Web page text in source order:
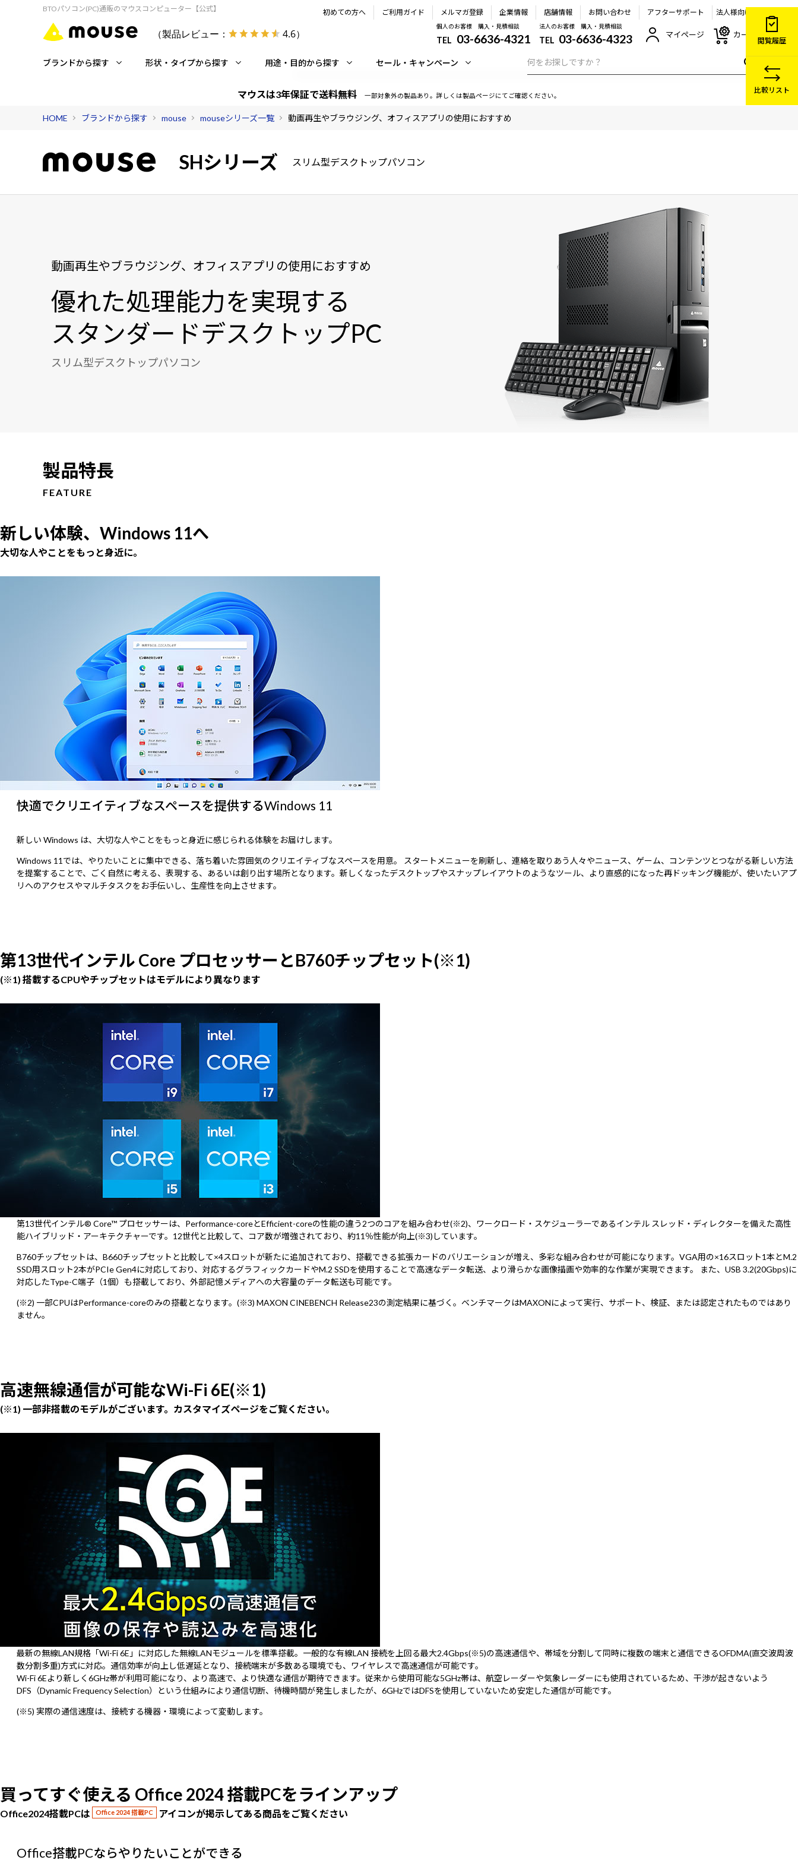
BTOパソコン(PC)通販のマウスコンピューター【公式】
（製品レビュー： 4.6）
初めての方へ ご利用ガイド メルマガ登録 企業情報 店舗情報 お問い合わせ アフターサポート 法人様向け
個人のお客様 購入・見積相談
TEL 03-6636-4321
法人のお客様 購入・見積相談
TEL 03-6636-4323 マイページ カート
ブランドから探す 形状・タイプから探す 用途・目的から探す セール・キャンペーン
マウスは3年保証で送料無料 一部対象外の製品あり。詳しくは製品ページにてご確認ください。
HOME ブランドから探す mouse mouseシリーズ一覧 動画再生やブラウジング、オフィスアプリの使用におすすめ
SHシリーズ スリム型デスクトップパソコン
動画再生やブラウジング、オフィスアプリの使用におすすめ
優れた処理能力を実現する
スタンダードデスクトップPC
スリム型デスクトップパソコン
製品特長
FEATURE
新しい体験、Windows 11へ
大切な人やことをもっと身近に。
快適でクリエイティブなスペースを提供するWindows 11
新しい Windows は、大切な人やことをもっと身近に感じられる体験をお届けします。
Windows 11では、やりたいことに集中できる、落ち着いた雰囲気のクリエイティブなスペースを用意。 スタートメニューを刷新し、連絡を取りあう人々やニュース、ゲーム、コンテンツとつながる新しい方法
を提案することで、ごく自然に考える、表現する、あるいは創り出す場所となります。新しくなったデスクトップやスナップレイアウトのようなツール、より直感的になった再ドッキング機能が、使いたいアプ
リへのアクセスやマルチタスクをお手伝いし、生産性を向上させます。
第13世代インテル Core プロセッサーとB760チップセット(※1)
(※1) 搭載するCPUやチップセットはモデルにより異なります
第13世代インテル® Core™ プロセッサーは、Performance-coreとEfficient-coreの性能の違う2つのコアを組み合わせ(※2)、ワークロード・スケジューラーであるインテル スレッド・ディレクターを備えた高性
能ハイブリッド・アーキテクチャーです。12世代と比較して、コア数が増強されており、約11％性能が向上(※3)しています。
B760チップセットは、B660チップセットと比較して×4スロットが新たに追加されており、搭載できる拡張カードのバリエーションが増え、多彩な組み合わせが可能になります。VGA用の×16スロット1本とM.2
SSD用スロット2本がPCIe Gen4に対応しており、対応するグラフィックカードやM.2 SSDを使用することで高速なデータ転送、より滑らかな画像描画や効率的な作業が実現できます。 また、USB 3.2(20Gbps)に
対応したType-C端子（1個）も搭載しており、外部記憶メディアへの大容量のデータ転送も可能です。
(※2) 一部CPUはPerformance-coreのみの搭載となります。(※3) MAXON CINEBENCH Release23の測定結果に基づく。ベンチマークはMAXONによって実行、サポート、検証、または認定されたものではあり
ません。
高速無線通信が可能なWi-Fi 6E(※1)
(※1) 一部非搭載のモデルがございます。カスタマイズページをご覧ください。
最新の無線LAN規格「Wi-Fi 6E」に対応した無線LANモジュールを標準搭載。一般的な有線LAN 接続を上回る最大2.4Gbps(※5)の高速通信や、帯域を分割して同時に複数の端末と通信できるOFDMA(直交波周波
数分割多重)方式に対応。通信効率が向上し低遅延となり、接続端末が多数ある環境でも、ワイヤレスで高速通信が可能です。
Wi-Fi 6Eより新しく6GHz帯が利用可能になり、より高速で、より快適な通信が期待できます。従来から使用可能な5GHz帯は、航空レーダーや気象レーダーにも使用されているため、干渉が起きないよう
DFS（Dynamic Frequency Selection）という仕組みにより通信切断、待機時間が発生しましたが、6GHzではDFSを使用していないため安定した通信が可能です。
(※5) 実際の通信速度は、接続する機器・環境によって変動します。
買ってすぐ使える Office 2024 搭載PCをラインアップ
Office2024搭載PCは Office 2024 搭載PC アイコンが掲示してある商品をご覧ください
Office搭載PCならやりたいことができる
閲覧履歴
比較リスト